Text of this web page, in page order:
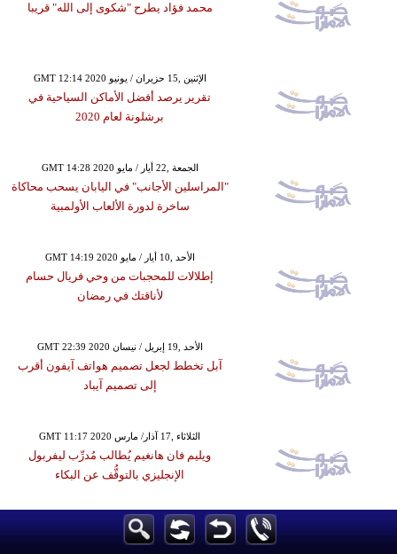
محمد فؤاد يطرح "شكوى إلى الله" قريبا
GMT 12:14 2020 الإثنين ,15 حزيران / يونيو
تقرير يرصد أفضل الأماكن السياحية في
برشلونة لعام 2020
GMT 14:28 2020 الجمعة ,22 أيار / مايو
"المراسلين الأجانب" في اليابان يسحب محاكاة
ساخرة لدورة الألعاب الأولمبية
GMT 14:19 2020 الأحد ,10 أيار / مايو
إطلالات للمحجبات من وحي فريال حسام
لأناقتك في رمضان
GMT 22:39 2020 الأحد ,19 إبريل / نيسان
آبل تخطط لجعل تصميم هواتف آيفون أقرب
إلى تصميم آيباد
GMT 11:17 2020 الثلاثاء ,17 آذار/ مارس
ويليم فان هانغيم يُطالب مُدرِّب ليفربول
الإنجليزي بالتوقُّف عن البكاء
GMT 03:37 2020 الثلاثاء ,03 آذار/ مارس
ثيم يصعد للمركز الثالث في التصنيف العالمي